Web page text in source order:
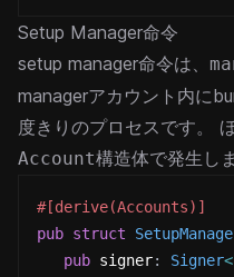
Setup Manager命令
setup manager命令は、
managerアカウント内に
度きりのプロセスです。
Account構造体で発生し
#[derive(Accounts)]
pub struct
pub signer: Signer<